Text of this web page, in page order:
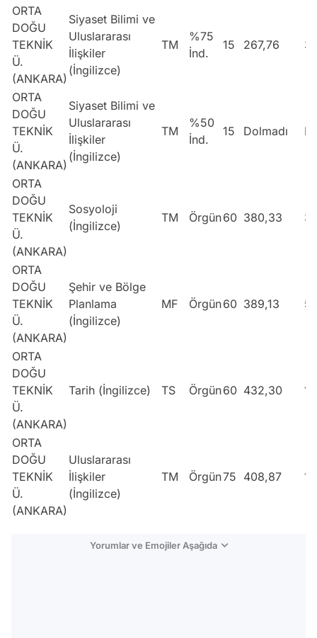
ORTA
DOĞU
TEKNİK
Ü.
(ANKARA)
Siyaset Bilimi ve
Uluslararası
İlişkiler
(İngilizce)
TM
%75
İnd.
15 267,76
ORTA
DOĞU
TEKNİK
Ü.
(ANKARA)
Siyaset Bilimi ve
Uluslararası
İlişkiler
(İngilizce)
TM
%50
İnd.
15 Dolmadı
ORTA
DOĞU
TEKNİK
Ü.
(ANKARA)
Sosyoloji
(İngilizce)
TM Örgün60 380,33
ORTA
DOĞU
TEKNİK
Ü.
(ANKARA)
Şehir ve Bölge
Planlama
(İngilizce)
MF Örgün60 389,13
ORTA
DOĞU
TEKNİK
Ü.
(ANKARA)
Tarih (İngilizce) TS Örgün60 432,30
ORTA
DOĞU
TEKNİK
Ü.
(ANKARA)
Uluslararası
İlişkiler
(İngilizce)
TM Örgün75 408,87
Yorumlar ve Emojiler Aşağıda